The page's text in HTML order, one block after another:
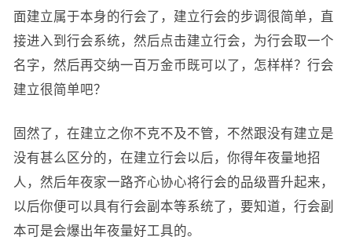
面建立属于本身的行会了，建立行会的步调很简单，直
接进入到行会系统，然后点击建立行会，为行会取一个
名字，然后再交纳一百万金币既可以了，怎样样？行会
建立很简单吧？
固然了，在建立之你不克不及不管，不然跟没有建立是
没有甚么区分的，在建立行会以后，你得年夜量地招
人，然后年夜家一路齐心协心将行会的品级晋升起来，
以后你便可以具有行会副本等系统了，要知道，行会副
本可是会爆出年夜量好工具的。